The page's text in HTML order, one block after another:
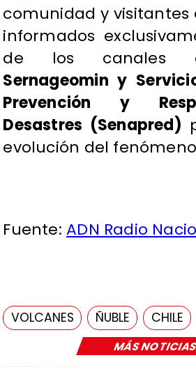
MÁS NOTICIAS
comunidad y
informados
de los canales
Sernageomin y
Prevención y
Desastres (Senapred)
evolución del
Fuente:ADN Radio
VOLCANES ÑUBLE CHILE